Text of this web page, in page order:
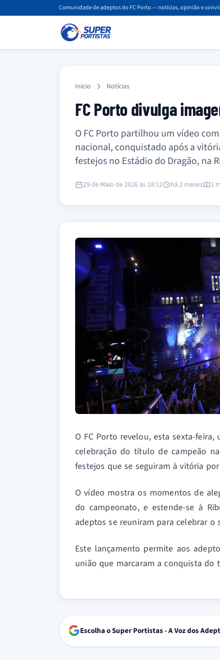
Comunidade de adeptos do FC Porto — notícias, opinião e
Início Notícias
FC Porto divulga
O FC Porto partilhou um vídeo
nacional, conquistado após a
festejos no Estádio do Dragão, na
29 de Maio de 2026 às 18:12 há 2 meses 1
O FC Porto revelou, esta sexta-
celebração do título de campeão
festejos que se seguiram à vitória
O vídeo mostra os momentos de
do campeonato, e estende-se à
adeptos se reuniram para celebrar o
Este lançamento permite aos
união que marcaram a conquista do
Escolha o Super Portistas - A Voz dos